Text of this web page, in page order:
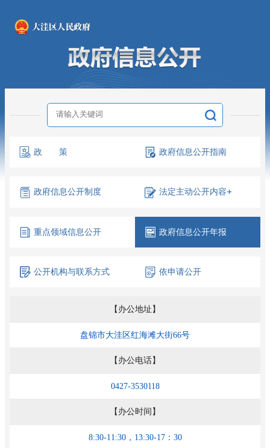
政 策 政府信息公开指南
政府信息公开制度 法定主动公开内容+
重点领域信息公开 政府信息公开年报
公开机构与联系方式 依申请公开
【办公地址】
盘锦市大洼区红海滩大街66号
【办公电话】
0427-3530118
【办公时间】
8:30-11:30，13:30-17：30